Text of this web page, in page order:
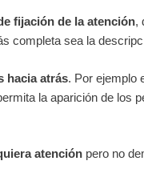
fijación de la atención,
completa sea la
hacia atrás. Por ejemplo
la aparición de los
atenciónpero no